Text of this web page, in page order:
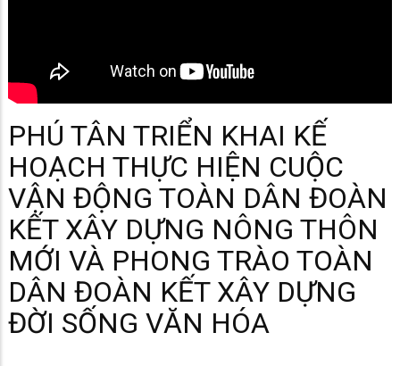
PHÚ TÂN TRIỂN KHAI KẾ
HOẠCH THỰC HIỆN CUỘC
VẬN ĐỘNG TOÀN DÂN ĐOÀN
KẾT XÂY DỰNG NÔNG THÔN
MỚI VÀ PHONG TRÀO TOÀN
DÂN ĐOÀN KẾT XÂY DỰNG
ĐỜI SỐNG VĂN HÓA